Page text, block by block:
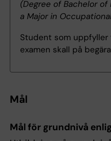
(Degree of Bachelor
a Major in
Student som uppfyller
examen skall på
Mål
Mål för grundnivå